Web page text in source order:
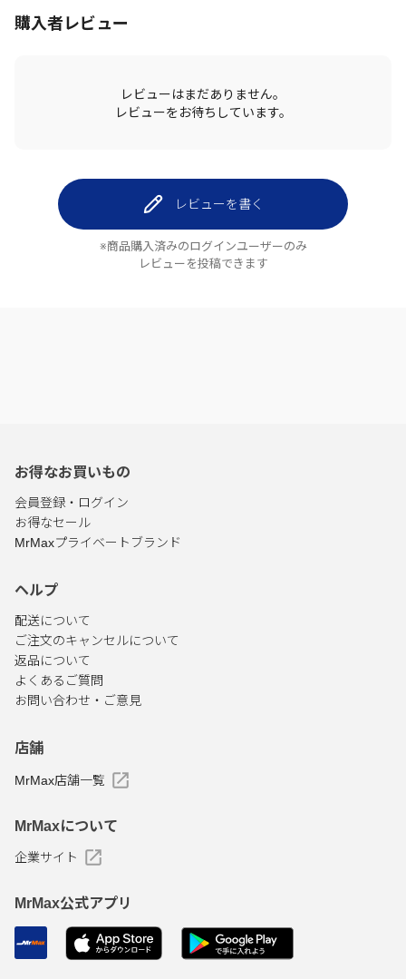
購入者レビュー
レビューはまだありません。
レビューをお待ちしています。
レビューを書く
※商品購入済みのログインユーザーのみ
レビューを投稿できます
お得なお買いもの
会員登録・ログイン
お得なセール
MrMaxプライベートブランド
ヘルプ
配送について
ご注文のキャンセルについて
返品について
よくあるご質問
お問い合わせ・ご意見
店舗
MrMax店舗一覧
MrMaxについて
企業サイト
MrMax公式アプリ